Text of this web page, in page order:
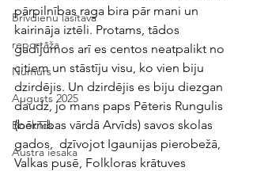
Brīvdienu lasītava
reportāža
Numurs
Augusts 2025
BookTok
Austra iesaka
pārpilnības raga bira pār mani un
kairināja iztēli. Protams, tādos
gadījumos arī es centos neatpalikt no
citiem un stāstīju visu, ko vien biju
dzirdējis. Un dzirdējis es biju diezgan
daudz, jo mans paps Pēteris Rungulis
(bērnības vārdā Arvīds) savos skolas
gados,  dzīvojot Igaunijas pierobežā,
Valkas pusē, Folkloras krātuves